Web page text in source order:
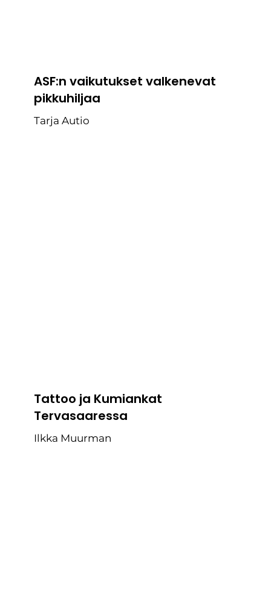
ASF:n vaikutukset valkenevat
pikkuhiljaa
Tarja Autio
Tattoo ja Kumiankat
Tervasaaressa
Ilkka Muurman